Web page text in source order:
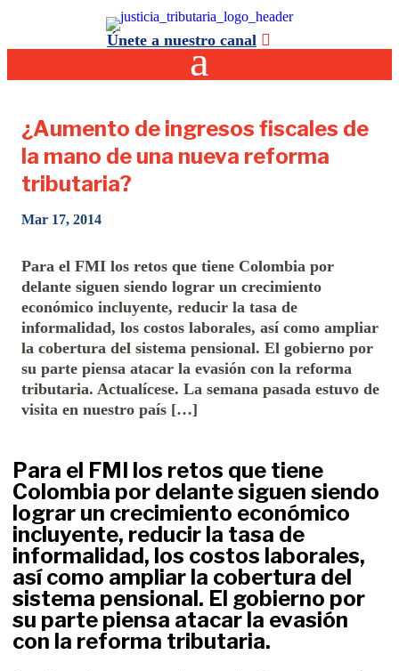
Únete a nuestro canal
¿Aumento de ingresos fiscales de
la mano de una nueva reforma
tributaria?
Mar 17, 2014
Para el FMI los retos que tiene Colombia por
delante siguen siendo lograr un crecimiento
económico incluyente, reducir la tasa de
informalidad, los costos laborales, así como ampliar
la cobertura del sistema pensional. El gobierno por
su parte piensa atacar la evasión con la reforma
tributaria. Actualícese. La semana pasada estuvo de
visita en nuestro país […]
Para el FMI los retos que tiene
Colombia por delante siguen siendo
lograr un crecimiento económico
incluyente, reducir la tasa de
informalidad, los costos laborales,
así como ampliar la cobertura del
sistema pensional. El gobierno por
su parte piensa atacar la evasión
con la reforma tributaria.